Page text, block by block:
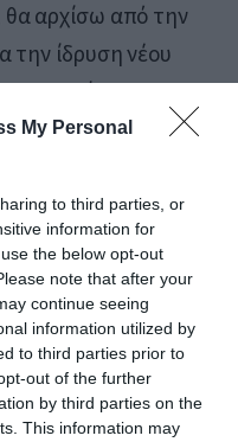
My Personal
to third parties, or
information for
the below opt-out
note that after your
continue seeing
information utilized by
to third parties prior to
out of the further
by third parties on the
This information may
αρχίσω από την
την ίδρυση νέου
κ.Σαββίδης.